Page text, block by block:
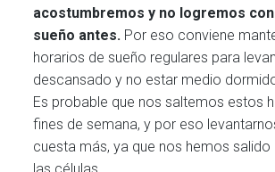
acostumbremos y no logremos
sueño antes. Por eso conviene
horarios de sueño regulares para
descansado y no estar medio
Es probable que nos saltemos estos
fines de semana, y por eso
cuesta más, ya que nos hemos salido
las células.